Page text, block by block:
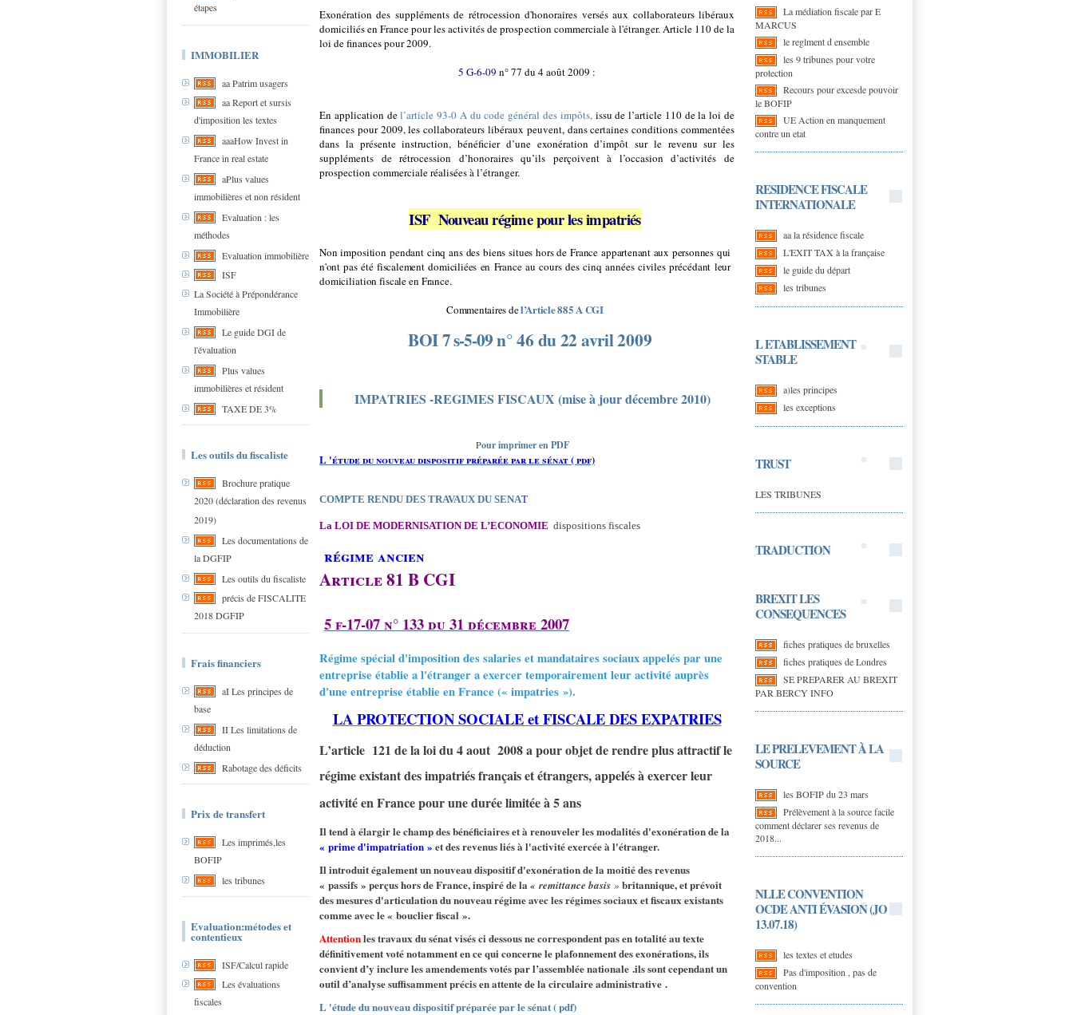
étapes
IMMOBILIER
aa Patrim usagers
aa Report et sursis
d'imposition les textes
aaaHow Invest in
France in real estate
aPlus values
immobilières et non résident
Evaluation : les
méthodes
Evaluation immobilière
ISF
La Société à Prépondérance
Immobilière
Le guide DGI de
l'évaluation
Plus values
immobilières et résident
TAXE DE 3%
Les outils du fiscaliste
Brochure pratique
2020 (déclaration des revenus
2019)
Les documentations de
la DGFIP
Les outils du fiscaliste
précis de FISCALITE
2018 DGFIP
Frais financiers
aI Les principes de
base
II Les limitations de
déduction
Rabotage des déficits
Prix de transfert
Les imprimés,les
BOFIP
les tribunes
Evaluation:métodes et
contentieux
ISF/Calcul rapide
Les évaluations
fiscales
La médiation fiscale par E
MARCUS
le reglment d ensemble
les 9 tribunes pour votre
protection
Recours pour excesde pouvoir
le BOFIP
UE Action en manquement
contre un etat
RESIDENCE FISCALE
INTERNATIONALE
aa la résidence fiscale
L'EXIT TAX à la française
le guide du départ
les tribunes
L ETABLISSEMENT
STABLE
a)les principes
les exceptions
TRUST
LES TRIBUNES
TRADUCTION
BREXIT LES
CONSEQUENCES
fiches pratiques de bruxelles
fiches pratiques de Londres
SE PREPARER AU BREXIT
PAR BERCY INFO
LE PRELEVEMENT À LA
SOURCE
les BOFIP du 23 mars
Prélèvement à la source facile
comment déclarer ses revenus de
2018...
NLLE CONVENTION
OCDE ANTI ÉVASION (JO
13.07.18)
les textes et etudes
Pas d'imposition , pas de
convention
Exonération des suppléments de rétrocession d'honoraires versés aux collaborateurs libéraux
domiciliés en France pour les activités de prospection commerciale à l'étranger. Article 110 de la
loi de finances pour 2009.
5 G-6-09 n° 77 du 4 août 2009 :
En application del’article 93-0 A du code général des impôts,issu de l’article 110 de la loi de
finances pour 2009, les collaborateurs libéraux peuvent, dans certaines conditions commentées
dans la présente instruction, bénéficier d’une exonération d’impôt sur le revenu sur les
suppléments de rétrocession d’honoraires qu’ils perçoivent à l’occasion d’activités de
prospection commerciale réalisées à l’étranger.
ISF Nouveau régime pour les impatriés
Non imposition pendant cinq ans des biens situes hors de France appartenant aux personnes qui
n'ont pas été fiscalement domiciliées en France au cours des cinq années civiles précédant leur
domiciliation fiscale en France.
Commentaires del’Article 885 A CGI
BOI7 s-5-09n° 46 du 22 avril 2009
IMPATRIES -REGIMES FISCAUX (mise à jour décembre 2010)
Pour imprimer en PDF
L 'étude du nouveau dispositif préparée par le sénat ( pdf)
COMPTE RENDU DES TRAVAUX DU SENAT
La LOI DE MODERNISATION DE L’ECONOMIE dispositions fiscales
régime ancien
Article 81 B CGI
5 f-17-07 n° 133 du 31 décembre 2007
Régime spécial d'imposition des salaries et mandataires sociaux appelés par une
entreprise établie a l'étranger a exercer temporairement leur activité auprès
d'une entreprise établie en France (« impatries »).
LA PROTECTION SOCIALE et FISCALE DES EXPATRIES
L’article 121 de la loi du 4 aout 2008 a pour objet de rendre plus attractif le
régime existant des impatriés français et étrangers, appelés à exercer leur
activité en France pour une durée limitée à 5 ans
Il tend à élargir le champ des bénéficiaires et à renouveler les modalités d'exonération de la
« prime d'impatriation » et des revenus liés à l'activité exercée à l'étranger.
Il introduit également un nouveau dispositif d'exonération de la moitié des revenus
« passifs » perçus hors de France, inspiré de la « remittance basis » britannique, et prévoit
des mesures d'articulation du nouveau régime avec les régimes sociaux et fiscaux existants
comme avec le « bouclier fiscal ».
Attentionles travaux du sénat visés ci dessous ne correspondent pas en totalité au texte
définitivement voté notamment en ce qui concerne le plafonnement des exonérations, ils
convient d’y inclure les amendements votés par l’assemblée nationale .ils sont cependant un
outil d’analyse suffisamment précis en attente de la circulaire administrative .
L 'étude du nouveau dispositif préparée par le sénat ( pdf)